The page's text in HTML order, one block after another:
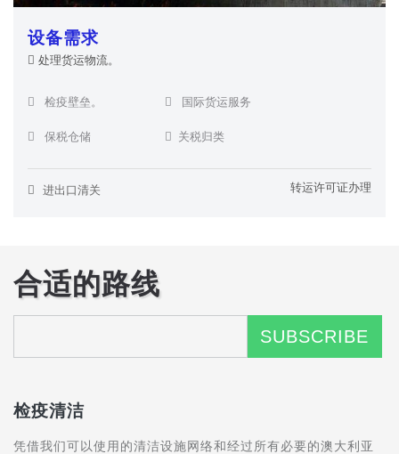
设备需求
处理货运物流。
检疫壁垒。 国际货运服务
保税仓储 关税归类
进出口清关 转运许可证办理
合适的路线
检疫清洁
凭借我们可以使用的清洁设施网络和经过所有必要的澳大利亚